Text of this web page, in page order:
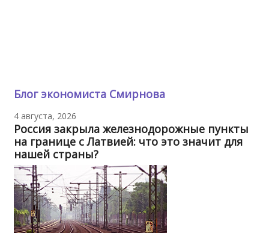
Блог экономиста Смирнова
4 августа, 2026
Россия закрыла железнодорожные пункты
на границе с Латвией: что это значит для
нашей страны?